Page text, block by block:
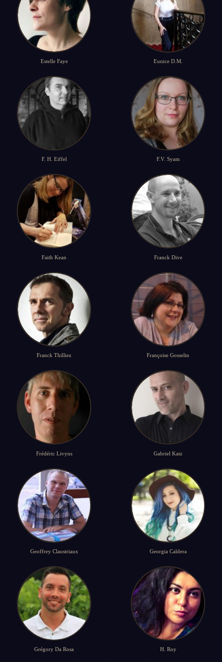
Estelle Faye Eunice D.M.
F. H. Eiffel F.V. Syam
Faith Kean Franck Dive
Franck Thilliez Françoise Gosselin
Frédéric Livyns Gabriel Katz
Geoffrey Claustriaux Georgia Caldera
Grégory Da Rosa H. Roy